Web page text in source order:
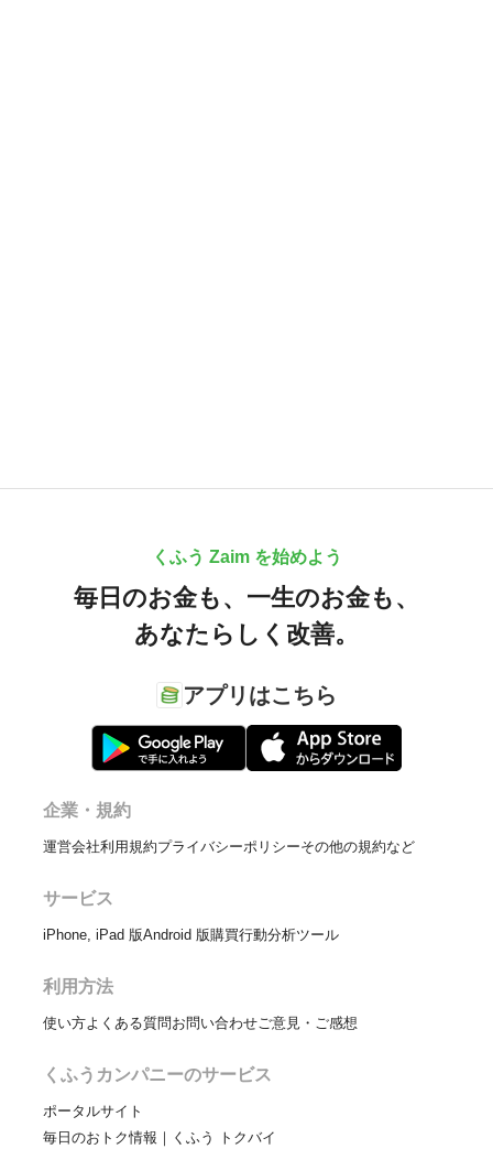
くふう Zaim を始めよう
毎日のお金も、 一生のお金も、
あなたらしく改善。
アプリはこちら
企業・規約
運営会社利用規約プライバシーポリシーその他の規約など
サービス
iPhone, iPad 版Android 版購買行動分析ツール
利用方法
使い方よくある質問お問い合わせご意見・ご感想
くふうカンパニーのサービス
ポータルサイト
毎日のおトク情報｜くふう トクバイ